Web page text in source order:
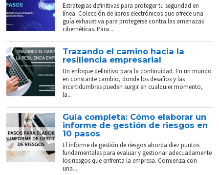
Estrategias definitivas para proteger tu seguridad en
línea. Colección de libros electrónicos que ofrece una
guía exhaustiva para protegerse contra las amenazas
cibernéticas. Para...
Trazando el camino hacia la
resiliencia empresarial
Un enfoque definitivo para la continuidad. En un mundo
en constante cambio, donde los desafíos y las
incertidumbres pueden surgir en cualquier momento,
la...
Guía completa: Cómo elaborar un
informe de gestión de riesgos en
10 pasos
El informe de gestión de riesgos aborda diez puntos
fundamentales para evaluar y gestionar adecuadamente
los riesgos que enfrenta la empresa. Comienza con
una...